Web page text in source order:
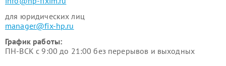
для юридических лиц
manager@fix-hp.ru
График работы:
ПН-ВСК с 9:00 до 21:00 без перерывов и выходных